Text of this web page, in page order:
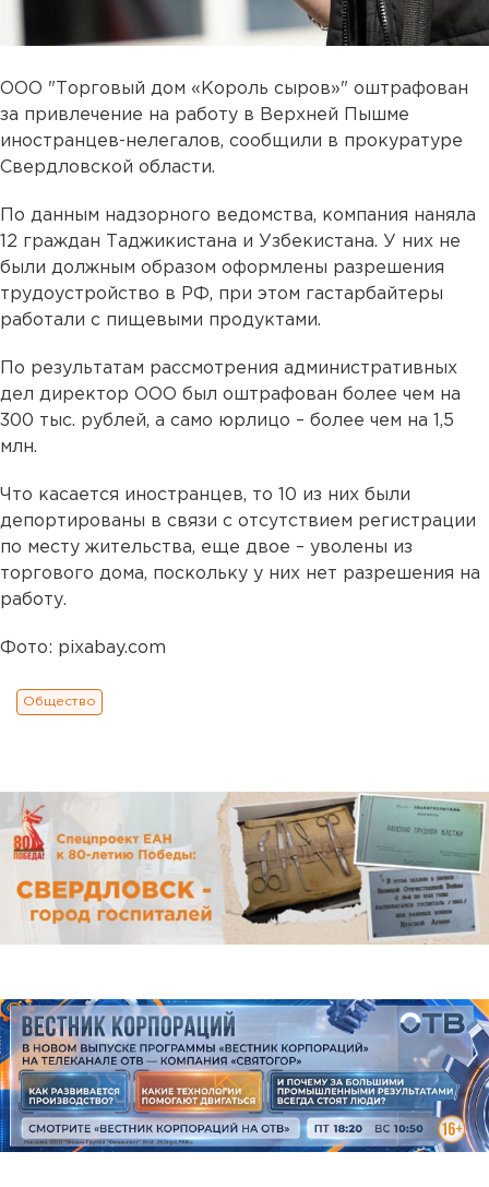
ООО "Торговый дом «Король сыров»" оштрафован
за привлечение на работу в Верхней Пышме
иностранцев-нелегалов, сообщили в прокуратуре
Свердловской области.
По данным надзорного ведомства, компания наняла
12 граждан Таджикистана и Узбекистана. У них не
были должным образом оформлены разрешения
трудоустройство в РФ, при этом гастарбайтеры
работали с пищевыми продуктами.
По результатам рассмотрения административных
дел директор ООО был оштрафован более чем на
300 тыс. рублей, а само юрлицо – более чем на 1,5
млн.
Что касается иностранцев, то 10 из них были
депортированы в связи с отсутствием регистрации
по месту жительства, еще двое – уволены из
торгового дома, поскольку у них нет разрешения на
работу.
Фото: pixabay.com
Общество